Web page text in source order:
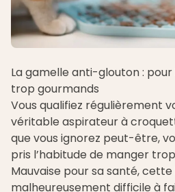
La gamelle anti-glouton : pour
trop gourmands
Vous qualifiez régulièrement
véritable aspirateur à
que vous ignorez peut-être,
pris l’habitude de manger
Mauvaise pour sa santé,
malheureusement difficile à